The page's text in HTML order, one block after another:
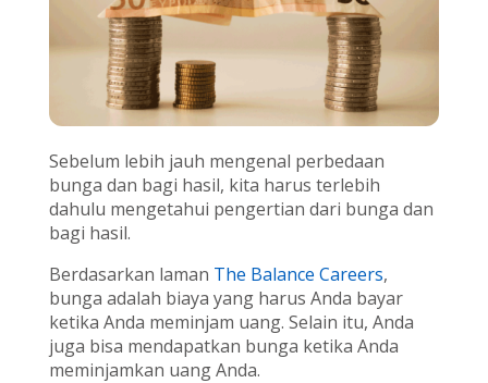
Sebelum lebih jauh mengenal perbedaan
bunga dan bagi hasil, kita harus terlebih
dahulu mengetahui pengertian dari bunga dan
bagi hasil.
Berdasarkan laman The Balance Careers,
bunga adalah biaya yang harus Anda bayar
ketika Anda meminjam uang. Selain itu, Anda
juga bisa mendapatkan bunga ketika Anda
meminjamkan uang Anda.